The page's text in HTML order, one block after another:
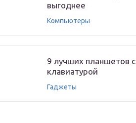
выгоднее
Компьютеры
9 лучших планшетов с
клавиатурой
Гаджеты